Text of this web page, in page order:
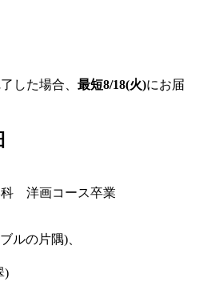
した場合、 最短8/18(火)にお届
洋画コース卒業
ルの片隅)、
)